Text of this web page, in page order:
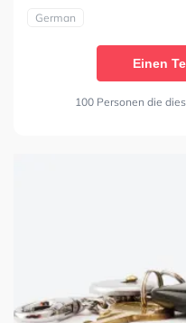
German
Einen
100 Personen die